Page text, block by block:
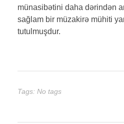
münasibətini daha dərindən
sağlam bir müzakirə mühiti
tutulmuşdur.
Tags: No tags